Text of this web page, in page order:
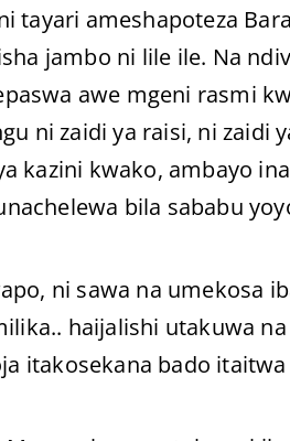
tayari ameshapoteza
jambo ni lile ile. Na
awe mgeni rasmi
ni zaidi ya raisi, ni zaidi
kazini kwako, ambayo
bila sababu
ni sawa na umekosa
haijalishi utakuwa
itakosekana bado